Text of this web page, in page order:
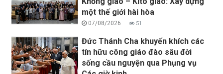
một thế giới hài hòa
07/08/2026 51
Đức Thánh Cha khuyến khích các
tín hữu công giáo đào sâu đời
sống cầu nguyện qua Phụng vụ